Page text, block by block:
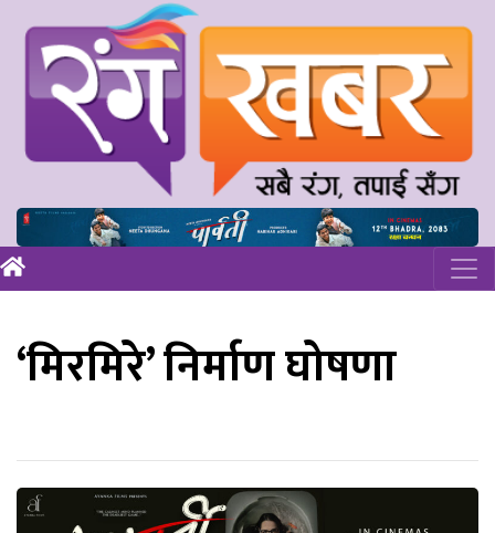
‘मिरमिरे’ निर्माण घोषणा